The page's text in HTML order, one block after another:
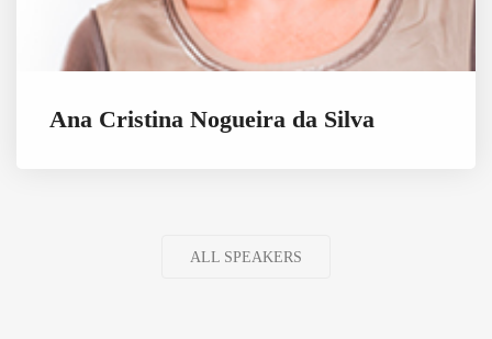
Ana Cristina Nogueira da Silva
ALL SPEAKERS